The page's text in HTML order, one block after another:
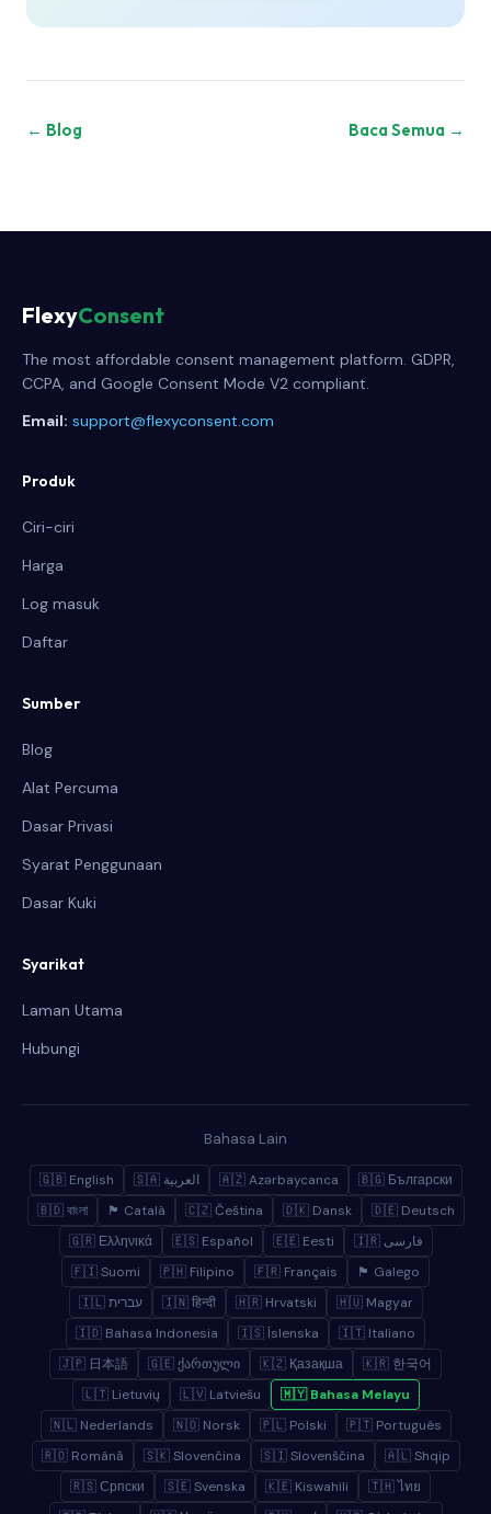
← Blog Baca Semua →
FlexyConsent
The most affordable consent management platform. GDPR,
CCPA, and Google Consent Mode V2 compliant.
Email: support@flexyconsent.com
Produk
Ciri-ciri
Harga
Log masuk
Daftar
Sumber
Blog
Alat Percuma
Dasar Privasi
Syarat Penggunaan
Dasar Kuki
Syarikat
Laman Utama
Hubungi
Bahasa Lain
🇬🇧 English 🇸🇦 العربية 🇦🇿 Azərbaycanca
🇧🇬 Български
🇧🇩 বাংলা
🏴 Català 🇨🇿 Čeština 🇩🇰 Dansk
🇩🇪 Deutsch
🇬🇷 Ελληνικά
🇪🇸 Español 🇪🇪 Eesti
🇮🇷 فارسی
🇫🇮 Suomi
🇵🇭 Filipino 🇫🇷 Français
🏴 Galego
🇮🇱 עברית
🇮🇳 हिन्दी 🇭🇷 Hrvatski
🇭🇺 Magyar
🇮🇩 Bahasa Indonesia
🇮🇸 Íslenska
🇮🇹 Italiano
🇯🇵 日本語
🇬🇪 ქართული 🇰🇿 Қазақша
🇰🇷 한국어
🇱🇹 Lietuvių
🇱🇻 Latviešu
🇲🇾 Bahasa Melayu
🇳🇱 Nederlands
🇳🇴 Norsk 🇵🇱 Polski
🇵🇹 Português
🇷🇴 Română
🇸🇰 Slovenčina 🇸🇮 Slovenščina
🇦🇱 Shqip
🇷🇸 Српски
🇸🇪 Svenska 🇰🇪 Kiswahili
🇹🇭 ไทย